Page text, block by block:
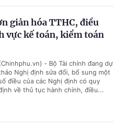
giản hóa TTHC, điều
vực kế toán, kiểm toán
- Bộ Tài chính đang dự
Nghị định sửa đổi, bổ sung một
điều của các Nghị định có quy
về thủ tục hành chính, điều...